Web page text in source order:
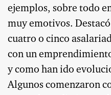
ejemplos, sobre todo
muy emotivos.
cuatro o cinco
con un
y como han ido
Algunos comenzaron